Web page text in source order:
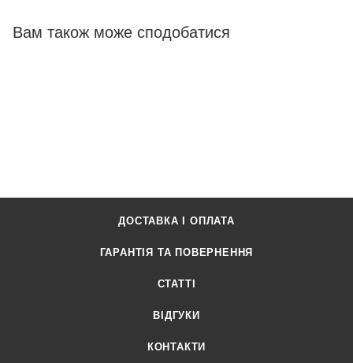
Вам також може сподобатися
ДОСТАВКА І ОПЛАТА
ГАРАНТІЯ ТА ПОВЕРНЕННЯ
СТАТТІ
ВІДГУКИ
КОНТАКТИ